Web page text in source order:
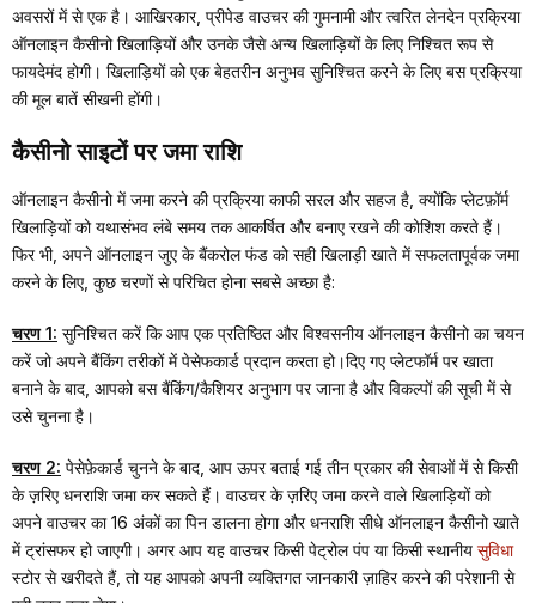
अवसरों में से एक है। आखिरकार, प्रीपेड वाउचर की गुमनामी और त्वरित लेनदेन प्रक्रिया
ऑनलाइन कैसीनो खिलाड़ियों और उनके जैसे अन्य खिलाड़ियों के लिए निश्चित रूप से
फायदेमंद होगी। खिलाड़ियों को एक बेहतरीन अनुभव सुनिश्चित करने के लिए बस प्रक्रिया
की मूल बातें सीखनी होंगी।
कैसीनो साइटों पर जमा राशि
ऑनलाइन कैसीनो में जमा करने की प्रक्रिया काफी सरल और सहज है, क्योंकि प्लेटफ़ॉर्म
खिलाड़ियों को यथासंभव लंबे समय तक आकर्षित और बनाए रखने की कोशिश करते हैं।
फिर भी, अपने ऑनलाइन जुए के बैंकरोल फंड को सही खिलाड़ी खाते में सफलतापूर्वक जमा
करने के लिए, कुछ चरणों से परिचित होना सबसे अच्छा है:
चरण 1: सुनिश्चित करें कि आप एक प्रतिष्ठित और विश्वसनीय ऑनलाइन कैसीनो का चयन
करें जो अपने बैंकिंग तरीकों में पेसेफकार्ड प्रदान करता हो।दिए गए प्लेटफॉर्म पर खाता
बनाने के बाद, आपको बस बैंकिंग/कैशियर अनुभाग पर जाना है और विकल्पों की सूची में से
उसे चुनना है।
चरण 2: पेसेफ़ेकार्ड चुनने के बाद, आप ऊपर बताई गई तीन प्रकार की सेवाओं में से किसी
के ज़रिए धनराशि जमा कर सकते हैं। वाउचर के ज़रिए जमा करने वाले खिलाड़ियों को
अपने वाउचर का 16 अंकों का पिन डालना होगा और धनराशि सीधे ऑनलाइन कैसीनो खाते
में ट्रांसफर हो जाएगी। अगर आप यह वाउचर किसी पेट्रोल पंप या किसी स्थानीय सुविधा
स्टोर से खरीदते हैं, तो यह आपको अपनी व्यक्तिगत जानकारी ज़ाहिर करने की परेशानी से